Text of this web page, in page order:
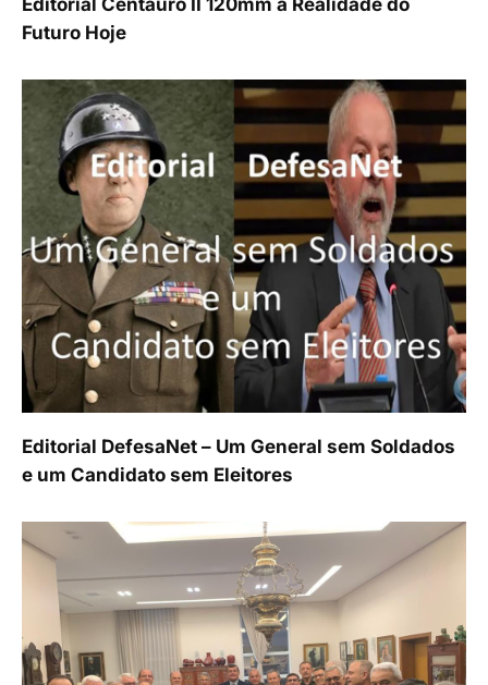
Futuro Hoje
Editorial DefesaNet – Um General sem Soldados
e um Candidato sem Eleitores